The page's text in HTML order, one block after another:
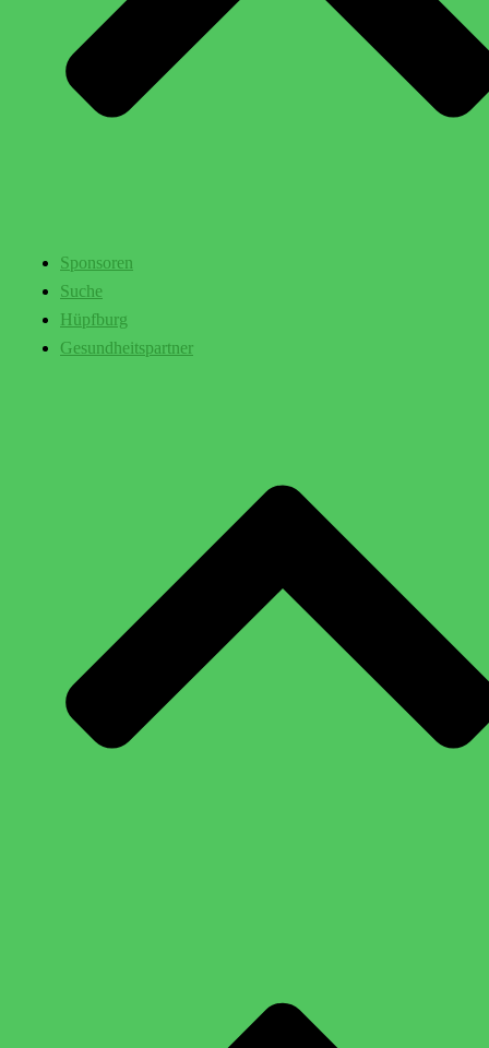
Sponsoren
Suche
Hüpfburg
Gesundheitspartner